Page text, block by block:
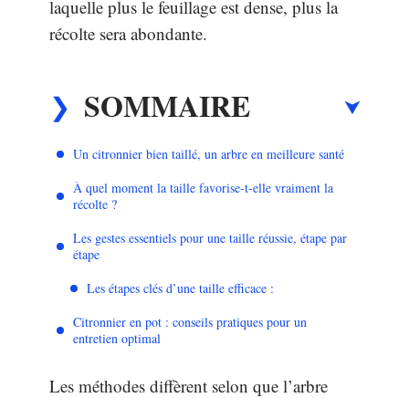
laquelle plus le feuillage est dense, plus la
récolte sera abondante.
SOMMAIRE
Un citronnier bien taillé, un arbre en meilleure santé
À quel moment la taille favorise-t-elle vraiment la
récolte ?
Les gestes essentiels pour une taille réussie, étape par
étape
Les étapes clés d’une taille efficace :
Citronnier en pot : conseils pratiques pour un
entretien optimal
Les méthodes diffèrent selon que l’arbre